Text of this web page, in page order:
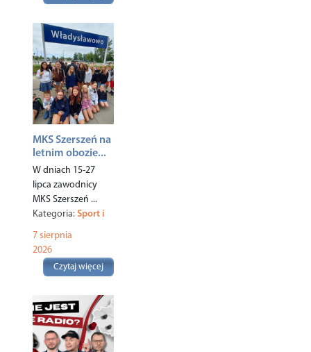
MKS Szerszeń na
letnim obozie...
W dniach 15-27
lipca zawodnicy
MKS Szerszeń ...
Kategoria:Sport i
7 sierpnia
2026
Czytaj więcej